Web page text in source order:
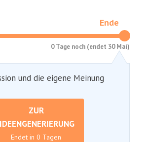
Ende
0 Tage noch (endet 30 Mai)
und die eigene Meinung
ZUR
IDEENGENERIERUNG
Endet in 0 Tagen